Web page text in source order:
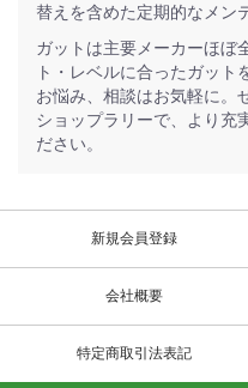
替えを含めた定期的なメン
ガットは主要メーカーほぼ
ト・レベルに合ったガッ
お悩み、相談はお気軽に。
ショップラリーで、より充
ださい。
新規会員登録
会社概要
特定商取引法表記